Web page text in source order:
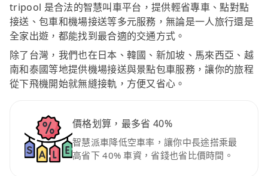
tripool 是合法的智慧叫車平台，提供輕省專車、點對點
接送、包車和機場接送等多元服務，無論是一人旅行還是
全家出遊，都能找到最合適的交通方式。
除了台灣，我們也在日本、韓國、新加坡、馬來西亞、越
南和泰國等地提供機場接送與景點包車服務，讓你的旅程
從下飛機開始就無縫接軌，方便又省心。
價格划算，最多省 40%
智慧派車降低空車率，讓你中長途搭乘最
高省下 40% 車資，省錢也省比價時間。